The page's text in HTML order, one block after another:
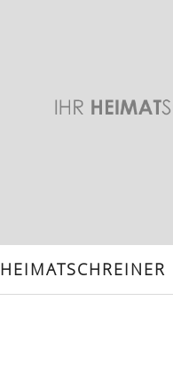
HEIMATSCHREINER